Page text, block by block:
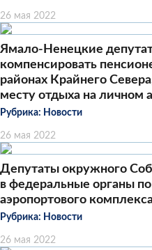
26 мая 2022
Ямало-Ненецкие
компенсировать
районах Крайнего
месту отдыха на личном
Рубрика: Новости
26 мая 2022
Депутаты окружного
в федеральные органы
аэропортового
Рубрика: Новости
26 мая 2022